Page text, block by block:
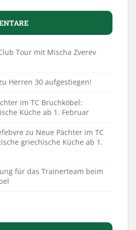
Tour mit Mischa Zverev
Herren 30 aufgestiegen!
im TC Bruchköbel:
Küche ab 1. Februar
zu Neue Pächter im TC
griechische Küche ab 1.
für das Trainerteam beim